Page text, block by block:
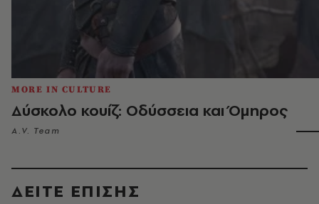
MORE IN CULTURE
Δύσκολο κουίζ: Οδύσσεια και Όμηρος
A.V. Team
ΔΕΙΤΕ ΕΠΙΣΗΣ